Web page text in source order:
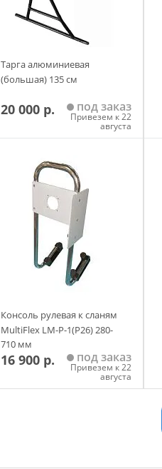
Тарга алюминиевая
(большая) 135 см
20 000 р. под заказ
Привезем к 22
августа
Добавить в корзину
Консоль рулевая к сланям
MultiFlex LM-P-1(P26) 280-
710 мм
16 900 р. под заказ
Привезем к 22
августа